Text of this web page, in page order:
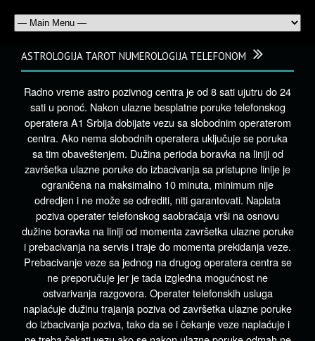
ASTROLOGIJA TAROT NUMEROLOGIJA TELEFONOM
Radno vreme astro pozivnog centra je od 8 sati ujutru do 24
sati u ponoć. Nakon ulazne besplatne poruke telefonskog
operatera A1 Srbija dobijate vezu sa slobodnim operaterom
centra. Ako nema slobodnih operatera uključuje se poruka
sa tim obaveštenjem. Dužina perioda boravka na liniji od
završetka ulazne poruke do izbacivanja sa pristupne linije je
ograničena na maksimalno 10 minuta, minimum nije
odredjen i ne može se odrediti, niti garantovati. Naplata
poziva operater telefonskog saobraćaja vrši na osnovu
dužine boravka na liniji od momenta završetka ulazne poruke
i prebacivanja na servis i traje do momenta prekidanja veze.
Prebacivanje veze sa jednog na drugog operatera centra se
ne preporučuje jer je tada izgledna mogućnost ne
ostvarivanja razgovora. Operater telefonskih usluga
naplaćuje dužinu trajanja poziva od završetka ulazne poruke
do izbacivanja poziva, tako da se i čekanje veze naplaćuje i